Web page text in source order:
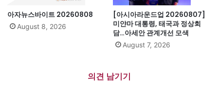
아자뉴스바이트 20260808
August 8, 2026
[아시아라운드업 20260807]
미얀마 대통령, 태국과 정상회
담…아세안 관계개선 모색
August 7, 2026
의견 남기기